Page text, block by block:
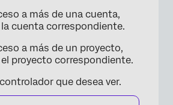
a más de una cuenta,
cuenta correspondiente.
a más de un proyecto,
proyecto correspondiente.
que desea ver.